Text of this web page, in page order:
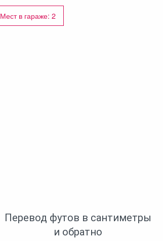
Мест в гараже: 2
Перевод футов в сантиметры
и обратно